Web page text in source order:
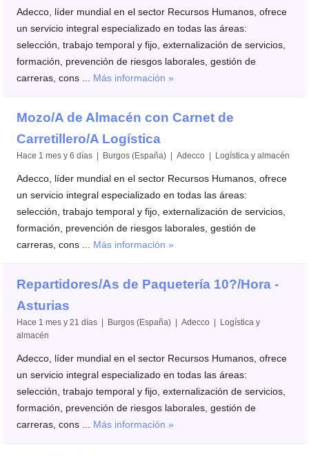
Adecco, líder mundial en el sector Recursos Humanos, ofrece
un servicio integral especializado en todas las áreas:
selección, trabajo temporal y fijo, externalización de servicios,
formación, prevención de riesgos laborales, gestión de
carreras, cons ... Más información »
Mozo/A de Almacén con Carnet de
Carretillero/A Logística
Hace 1 mes y 6 días | Burgos (España) | Adecco | Logística y almacén
Adecco, líder mundial en el sector Recursos Humanos, ofrece
un servicio integral especializado en todas las áreas:
selección, trabajo temporal y fijo, externalización de servicios,
formación, prevención de riesgos laborales, gestión de
carreras, cons ... Más información »
Repartidores/As de Paquetería 10?/Hora -
Asturias
Hace 1 mes y 21 días | Burgos (España) | Adecco | Logística y
almacén
Adecco, líder mundial en el sector Recursos Humanos, ofrece
un servicio integral especializado en todas las áreas:
selección, trabajo temporal y fijo, externalización de servicios,
formación, prevención de riesgos laborales, gestión de
carreras, cons ... Más información »